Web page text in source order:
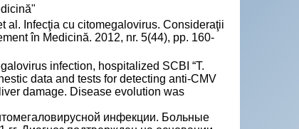
al. Infecţia cu citomegalovirus. Consideraţii
în Medicină. 2012, nr. 5(44), pp. 160-
infection, hospitalized SCBI “T.
data and tests for detecting anti-CMV
damage. Disease evolution was
инфекции. Больные